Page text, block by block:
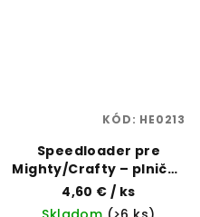
Speedloader pre
Mighty/Crafty – plnička
komory | Storz & Bickel |
Vaporama
4,60 €/ ks
KÓD: HE0213